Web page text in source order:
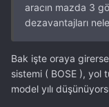
aracın mazda 3
dezavantajları
Bak işte oraya
sistemi ( BOSE ), yol
model yılı